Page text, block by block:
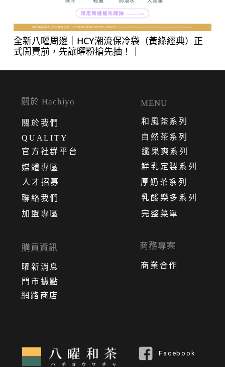
全新八曜周邊｜HCY潮流保冷袋（黃綠經典）正
式開賣前，先讓曜粉搶先抽！｜
Facebook
人才招募
關於 Hachiyo
關 於我們
QUALITY
官方社群平台
媒體專區
網路商店
門市據點
曜新消息
購買資訊
聯絡我們
加盟專區
商務專案
商業合作
乳酸樂多系列
厚奶茶系列
鮮乳定製系列
纖果爽系列
自然茶系列
和風茶系列
MENU
完整菜單